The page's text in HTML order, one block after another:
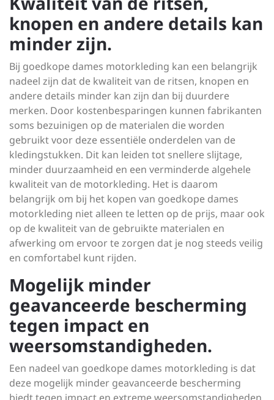
knopen en andere details kan
minder zijn.
Bij goedkope dames motorkleding kan een belangrijk
nadeel zijn dat de kwaliteit van de ritsen, knopen en
andere details minder kan zijn dan bij duurdere
merken. Door kostenbesparingen kunnen fabrikanten
soms bezuinigen op de materialen die worden
gebruikt voor deze essentiële onderdelen van de
kledingstukken. Dit kan leiden tot snellere slijtage,
minder duurzaamheid en een verminderde algehele
kwaliteit van de motorkleding. Het is daarom
belangrijk om bij het kopen van goedkope dames
motorkleding niet alleen te letten op de prijs, maar ook
op de kwaliteit van de gebruikte materialen en
afwerking om ervoor te zorgen dat je nog steeds veilig
en comfortabel kunt rijden.
Mogelijk minder
geavanceerde bescherming
tegen impact en
weersomstandigheden.
Een nadeel van goedkope dames motorkleding is dat
deze mogelijk minder geavanceerde bescherming